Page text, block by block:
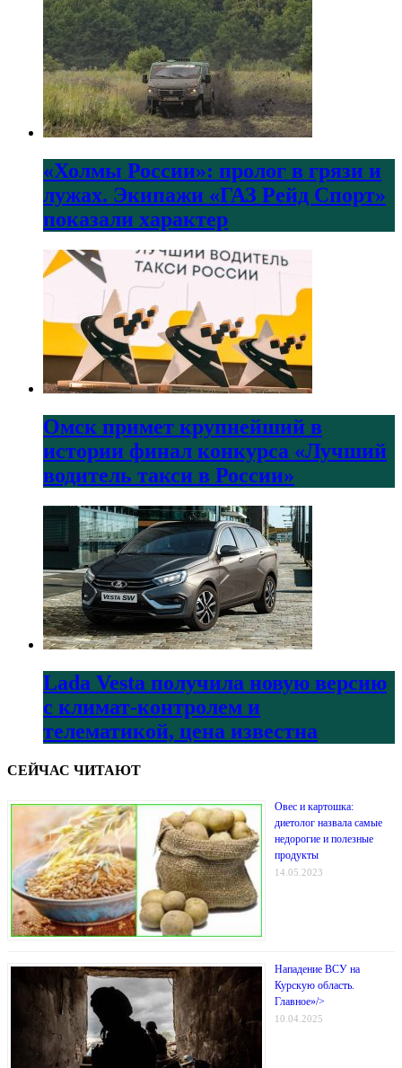
«Холмы России»: пролог в грязи и
лужах. Экипажи «ГАЗ Рейд Спорт»
показали характер
Омск примет крупнейший в
истории финал конкурса «Лучший
водитель такси в России»
Lada Vesta получила новую версию
с климат-контролем и
телематикой, цена известна
СЕЙЧАС ЧИТАЮТ
Овес и картошка:
диетолог назвала самые
недорогие и полезные
продукты
14.05.2023
Нападение ВСУ на
Курскую область.
Главное»/>
10.04.2025